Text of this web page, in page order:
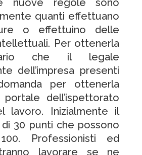
nuove regole sono
quanti effettuano
o effettuino delle
Per ottenerla
che il legale
dell’impresa presenti
per ottenerla
dell’ispettorato
lavoro. Inizialmente il
30 punti che possono
Professionisti ed
lavorare se ne